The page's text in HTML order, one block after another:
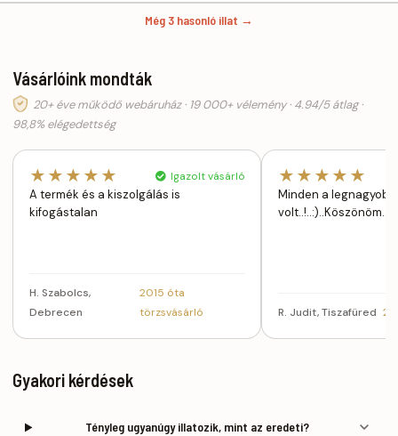
Még 3 hasonló illat →
Vásárlóink mondták
20+ éve működő webáruház · 19 000+ vélemény · 4.94/5 átlag ·
98,8% elégedettség
★★★★★ Igazolt vásárló
A termék és a kiszolgálás is
kifogástalan
H. Szabolcs,
Debrecen
2015 óta
törzsvásárló
★★★★★
Minden a
volt..!..:)..Köszönöm..!
R. Judit, Tiszafüred
Gyakori kérdések
Tényleg ugyanúgy illatozik, mint az eredeti?